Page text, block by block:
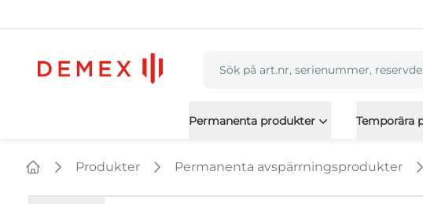
Permanenta produkter Temporära
Produkter Permanenta avspärrningsprodukter